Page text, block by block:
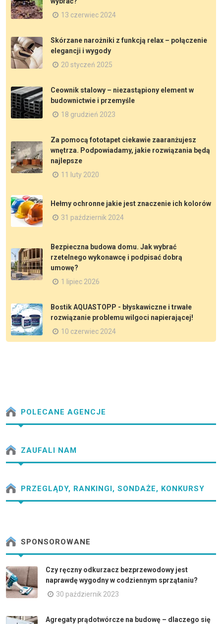
13 czerwiec 2024
Skórzane narożniki z funkcją relax – połączenie
elegancji i wygody
20 styczeń 2025
Ceownik stalowy – niezastąpiony element w
budownictwie i przemyśle
18 grudzień 2023
Za pomocą fototapet ciekawie zaaranżujesz
wnętrza. Podpowiadamy, jakie rozwiązania będą
najlepsze
11 luty 2020
Hełmy ochronne jakie jest znaczenie ich kolorów
31 październik 2024
Bezpieczna budowa domu. Jak wybrać
rzetelnego wykonawcę i podpisać dobrą
umowę?
1 lipiec 2026
Bostik AQUASTOPP - błyskawiczne i trwałe
rozwiązanie problemu wilgoci napierającej!
10 czerwiec 2024
POLECANE AGENCJE
ZAUFALI NAM
PRZEGLĄDY, RANKINGI, SONDAŻE, KONKURSY
SPONSOROWANE
Czy ręczny odkurzacz bezprzewodowy jest
naprawdę wygodny w codziennym sprzątaniu?
30 październik 2023
Agregaty prądotwórcze na budowę – dlaczego się